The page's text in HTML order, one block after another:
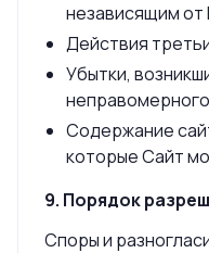
независящим от
Действия
Убытки,
Содержание
которые Сайт
9. Порядок
Споры и